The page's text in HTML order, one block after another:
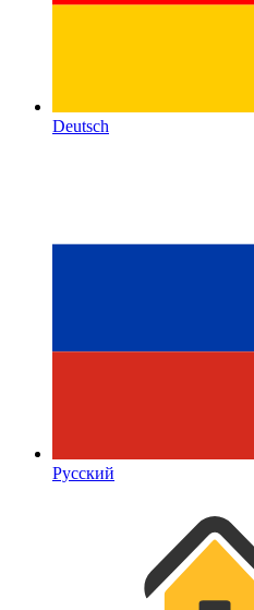
Deutsch
Русский